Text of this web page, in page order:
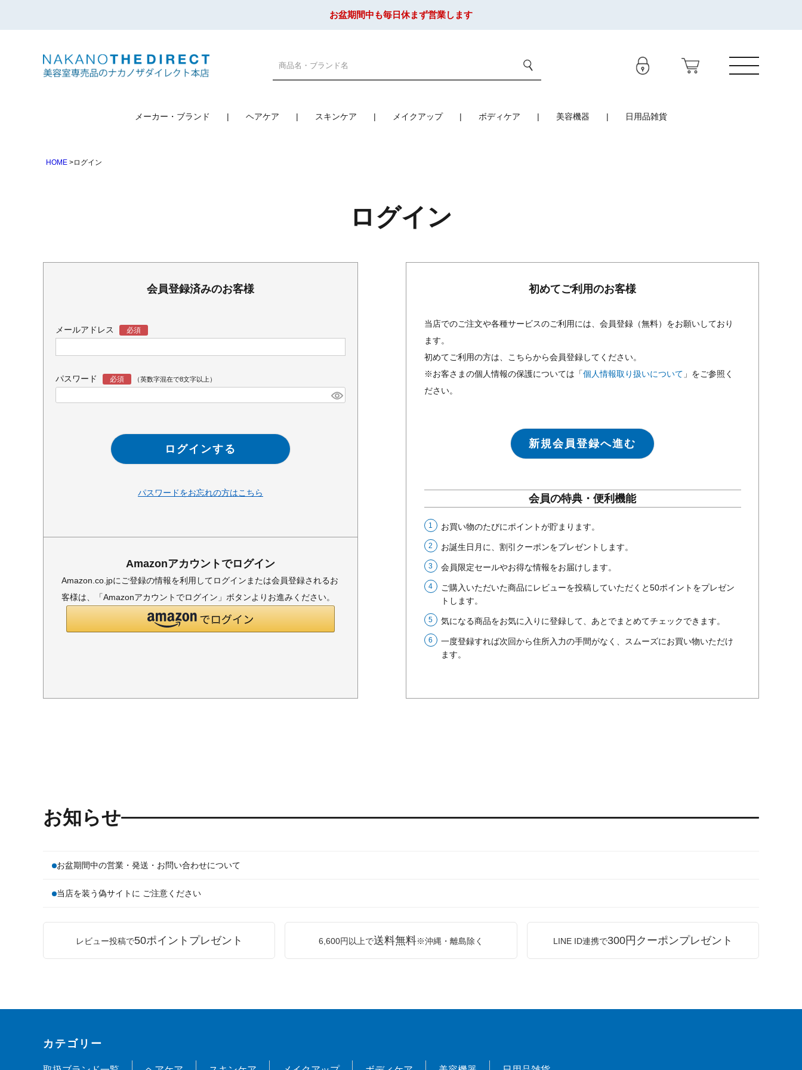
お盆期間中も毎日休まず営業します
メーカー・ブランド ヘアケア スキンケア メイクアップ ボディケア 美容機器 日用品雑貨
HOME ログイン
ログイン
会員登録済みのお客様
メールアドレス
パスワード
ログインする
パスワードをお忘れの方はこちら
Amazonアカウントでログイン
Amazon.co.jpにご登録の情報を利用してログインまたは会員登録されるお
客様は、「Amazonアカウントでログイン」ボタンよりお進みください。
初めてご利用のお客様
当店でのご注文や各種サービスのご利用には、会員登録（無料）をお願いしており
ます。
初めてご利用の方は、こちらから会員登録してください。
※お客さまの個人情報の保護については「個人情報取り扱いについて 」をご参照く
ださい。
新規会員登録へ進む
会員の特典・便利機能
お買い物のたびにポイントが貯まります。
お誕生日月に、割引クーポンをプレゼントします。
会員限定セールやお得な情報をお届けします。
ご購入いただいた商品にレビューを投稿していただくと50ポイントをプレゼン
トします。
気になる商品をお気に入りに登録して、あとでまとめてチェックできます。
一度登録すれば次回から住所入力の手間がなく、スムーズにお買い物いただけ
ます。
お知らせ
お盆期間中の営業・発送・お問い合わせについて
当店を装う偽サイトに ご注意ください
レビュー投稿で50ポイントプレゼント 6,600円以上で送料無料※沖縄・離島除く LINE ID連携で300円クーポンプレゼント
カテゴリー